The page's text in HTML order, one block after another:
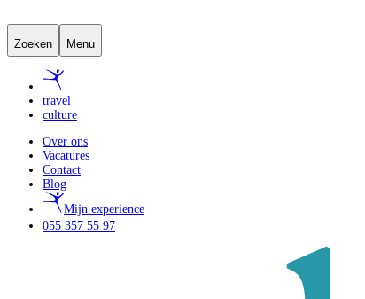
Zoeken Menu
travel
culture
Over ons
Vacatures
Contact
Blog
Mijn experience
055 357 55 97